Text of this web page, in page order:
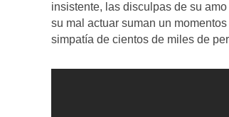
insistente, las disculpas de su
su mal actuar suman un
simpatía de cientos de miles de